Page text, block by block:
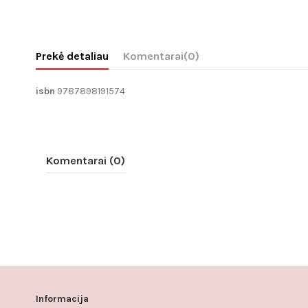
Prekė detaliau Komentarai(0)
isbn 9787898191574
Komentarai (0)
Informacija